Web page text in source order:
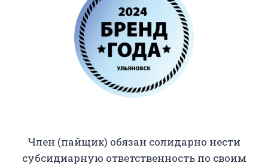
Член (пайщик) обязан солидарно нести
субсидиарную ответственность по своим